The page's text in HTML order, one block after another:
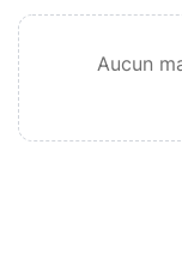
Aucun